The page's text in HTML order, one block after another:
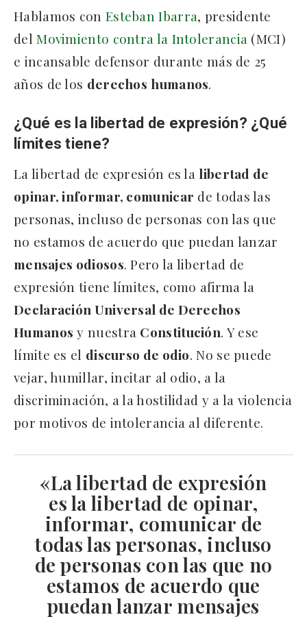
Hablamos con Esteban Ibarra, presidente
delMovimiento contra la Intolerancia (MCI)
e incansable defensor durante más de 25
años de los derechos humanos.
¿Qué es la libertad de expresión? ¿Qué
límites tiene?
La libertad de expresión es la libertad de
opinar, informar, comunicar de todas las
personas, incluso de personas con las que
no estamos de acuerdo que puedan lanzar
mensajes odiosos. Pero la libertad de
expresión tiene límites, como afirma la
Declaración Universal de Derechos
Humanos y nuestra Constitución. Y ese
límite es el discurso de odio. No se puede
vejar, humillar, incitar al odio, a la
discriminación, a la hostilidad y a la violencia
por motivos de intolerancia al diferente.
«La libertad de expresión
es lalibertad de opinar,
informar, comunicar de
todas las personas, incluso
de personas con las que no
estamos de acuerdo que
puedan lanzar mensajes